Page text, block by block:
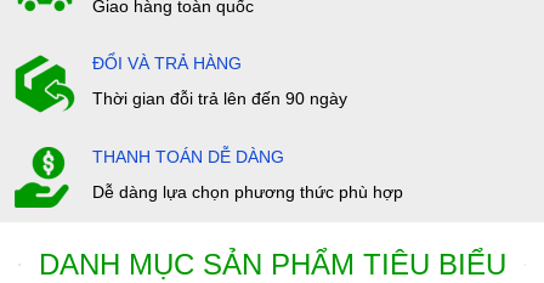
Giao hàng toàn quốc
ĐỔI VÀ TRẢ HÀNG
Thời gian đỗi trả lên đến 90 ngày
THANH TOÁN DỄ DÀNG
Dễ dàng lựa chọn phương thức phù hợp
DANH MỤC SẢN PHẨM TIÊU BIỂU